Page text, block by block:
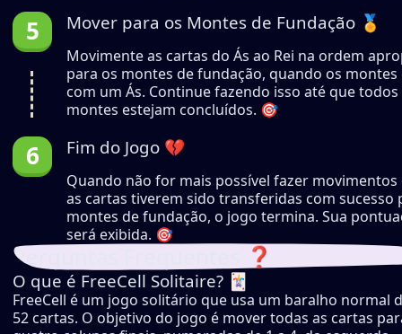
Mover para os Montes de Fundação 🏅
Movimente as cartas do Ás ao Rei na ordem
para os montes de fundação, quando os montes
com um Ás. Continue fazendo isso até que todos
montes estejam concluídos. 🎯
Fim do Jogo 💔
Quando não for mais possível fazer
as cartas tiverem sido transferidas com sucesso
montes de fundação, o jogo termina. Sua
será exibida. 🎯
Perguntas Frequentes ❓
O que é FreeCell Solitaire? 🃏
FreeCell é um jogo solitário que usa um baralho normal
52 cartas. O objetivo do jogo é mover todas as cartas